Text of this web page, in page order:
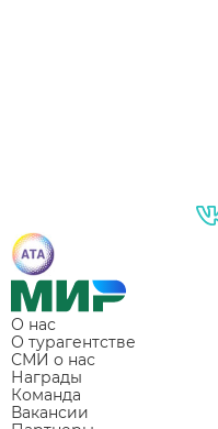
О нас
О турагентстве
СМИ о нас
Награды
Команда
Вакансии